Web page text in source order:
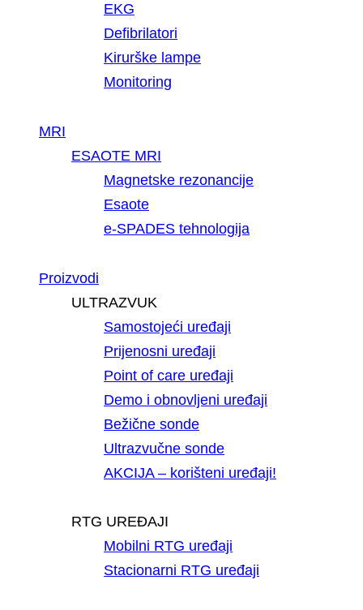
EKG
Defibrilatori
Kirurške lampe
Monitoring
MRI
ESAOTE MRI
Magnetske rezonancije
Esaote
e-SPADES tehnologija
Proizvodi
ULTRAZVUK
Samostojeći uređaji
Prijenosni uređaji
Point of care uređaji
Demo i obnovljeni uređaji
Bežične sonde
Ultrazvučne sonde
AKCIJA – korišteni uređaji!
RTG UREĐAJI
Mobilni RTG uređaji
Stacionarni RTG uređaji